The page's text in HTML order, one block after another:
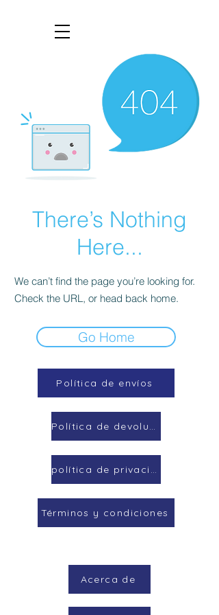
There’s Nothing
Here...
We can’t find the page you’re looking for.
Check the URL, or head back home.
Go Home
Política de envíos
Política de devoluciones
política de privacidad
Términos y condiciones
Acerca de